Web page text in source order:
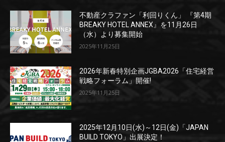
不動産クラファン「利回りくん」 『第4期
BREAKY HOTEL ANNEX』を11月26日
（水）より募集開始
2025年11月25日
2026年新春特別企画JGBA2026「住宅経営
戦略フォーラム」開催!
2025年11月25日
2025年12月10日(水)～12日(金)「JAPAN
BUILD TOKYO」出展決定！